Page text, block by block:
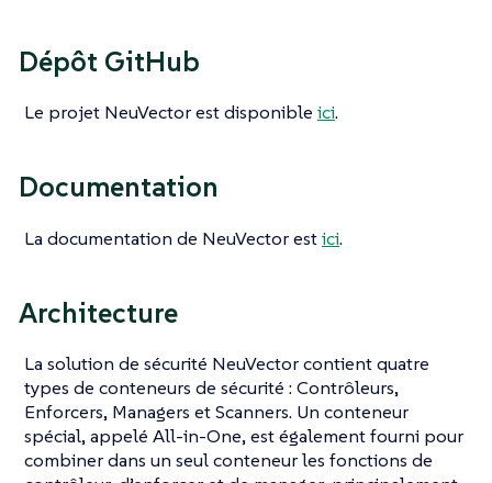
Dépôt GitHub
Le projet NeuVector est disponible ici.
Documentation
La documentation de NeuVector estici.
Architecture
La solution de sécurité NeuVector contient quatre
types de conteneurs de sécurité : Contrôleurs,
Enforcers, Managers et Scanners. Un conteneur
spécial, appelé All-in-One, est également fourni pour
combiner dans un seul conteneur les fonctions de